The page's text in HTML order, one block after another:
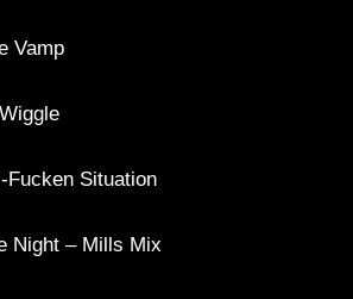
Vamp
Fucken Situation
Night – Mills Mix